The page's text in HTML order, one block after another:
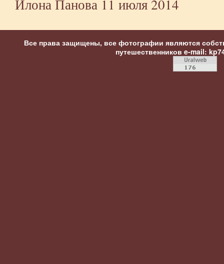
Илона Панова 11 июля 2014
Все права защищены, все фотографии являются
путешественников e-mail: